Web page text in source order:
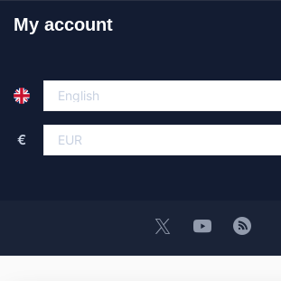
My account
€